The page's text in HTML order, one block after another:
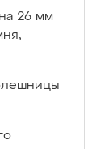
26 мм